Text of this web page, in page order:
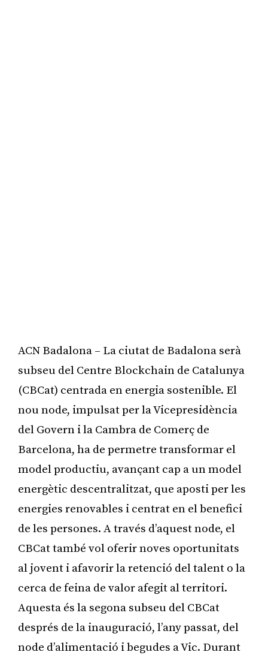
ACN Badalona – La ciutat de Badalona serà
subseu del Centre Blockchain de Catalunya
(CBCat) centrada en energia sostenible. El
nou node, impulsat per la Vicepresidència
del Govern i la Cambra de Comerç de
Barcelona, ha de permetre transformar el
model productiu, avançant cap a un model
energètic descentralitzat, que aposti per les
energies renovables i centrat en el benefici
de les persones. A través d’aquest node, el
CBCat també vol oferir noves oportunitats
al jovent i afavorir la retenció del talent o la
cerca de feina de valor afegit al territori.
Aquesta és la segona subseu del CBCat
després de la inauguració, l’any passat, del
node d’alimentació i begudes a Vic. Durant